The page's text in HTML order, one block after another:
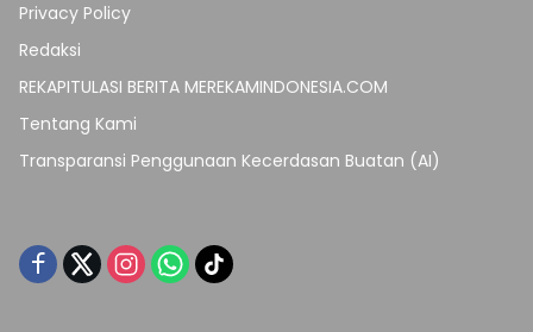
Privacy Policy
Redaksi
REKAPITULASI BERITA MEREKAMINDONESIA.COM
Tentang Kami
Transparansi Penggunaan Kecerdasan Buatan (AI)